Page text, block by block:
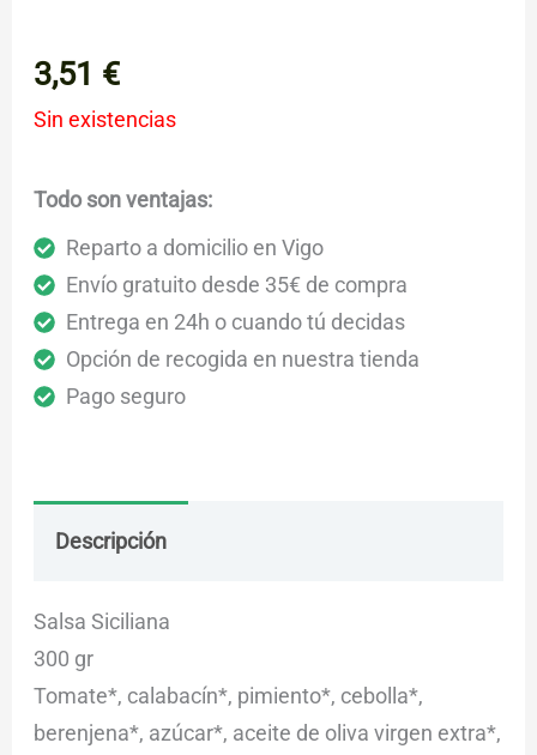
3,51 €
Sin existencias
Todo son ventajas:
Reparto a domicilio en Vigo
Envío gratuito desde 35€ de compra
Entrega en 24h o cuando tú decidas
Opción de recogida en nuestra tienda
Pago seguro
Descripción
Salsa Siciliana
300 gr
Tomate*, calabacín*, pimiento*, cebolla*,
berenjena*, azúcar*, aceite de oliva virgen extra*,